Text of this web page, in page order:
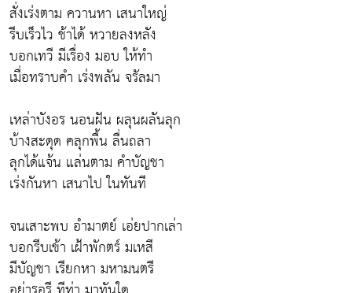
สั่งเร่งตาม ควานหา เสนาใหญ่
รีบเร็วไว ช้าได้ หวายลงหลัง
บอกเทวี มีเรื่อง มอบ ให้ทำ
เมื่อทราบคำ เร่งพลัน จรัลมา
เหล่าบังอร นอนฝัน ผลุนผลันลุก
บ้างสะดุด คลุกพื้น ลื่นถลา
ลุกได้แจ้น แล่นตาม คำบัญชา
เร่งกันหา เสนาไป ในทันที
จนเสาะพบ อำมาตย์ เอ่ยปากเล่า
บอกรีบเข้า เฝ้าพักตร์ มเหสี
มีบัญชา เรียกหา มหามนตรี